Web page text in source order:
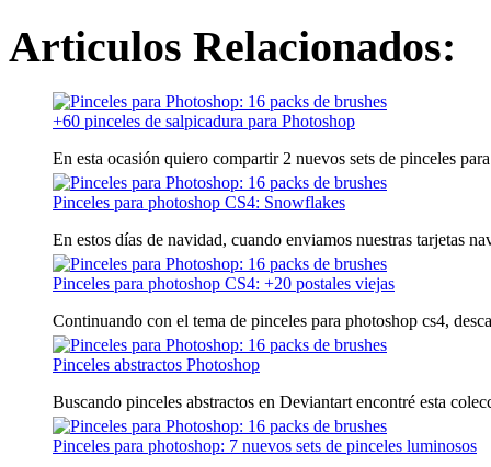
Articulos Relacionados:
+60 pinceles de salpicadura para Photoshop
En esta ocasión quiero compartir 2 nuevos sets de pinceles
Pinceles para photoshop CS4: Snowflakes
En estos días de navidad, cuando enviamos nuestras tarjetas
Pinceles para photoshop CS4: +20 postales viejas
Continuando con el tema de pinceles para photoshop cs4,
Pinceles abstractos Photoshop
Buscando pinceles abstractos en Deviantart encontré esta
Pinceles para photoshop: 7 nuevos sets de pinceles luminosos